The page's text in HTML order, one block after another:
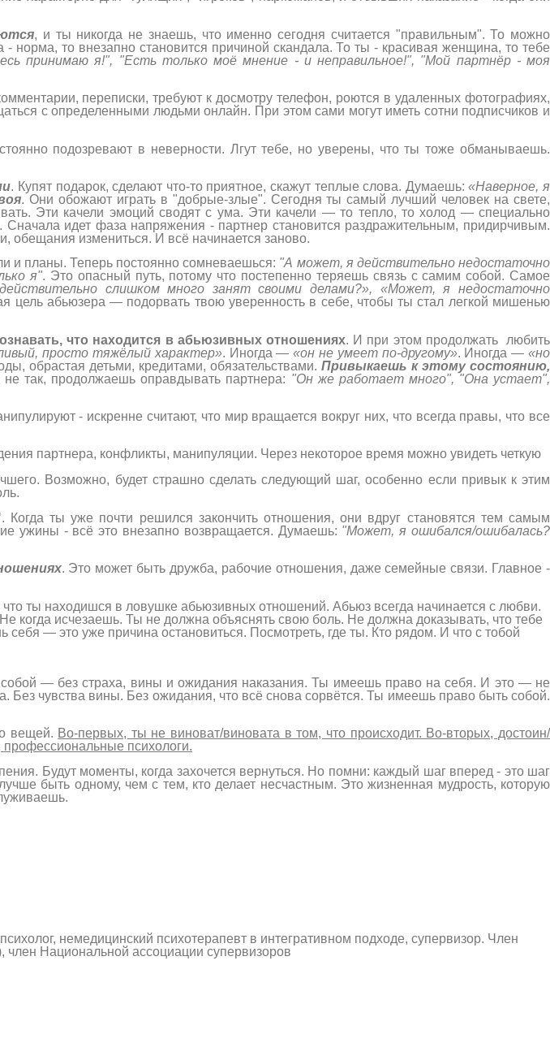
, и ты никогда не знаешь, что именно сегодня считается "правильным". То можно
норма, то внезапно становится причиной скандала. То ты - красивая женщина, то тебе
принимаю я!", "Есть только моё мнение - и неправильное!", "Мой партнёр - моя
переписки, требуют к досмотру телефон, роются в удаленных фотографиях,
с определенными людьми онлайн. При этом сами могут иметь сотни подписчиков и
подозревают в неверности. Лгут тебе, но уверены, что ты тоже обманываешь.
. Купят подарок, сделают что-то приятное, скажут теплые слова. Думаешь:«Наверное, я
. Они обожают играть в "добрые-злые". Сегодня ты самый лучший человек на свете,
Эти качели эмоций сводят с ума. Эти качели — то тепло, то холод — специально
Сначала идет фаза напряжения - партнер становится раздражительным, придирчивым.
обещания измениться. И всё начинается заново.
и планы. Теперь постоянно сомневаешься: "А может, я действительно недостаточно
я". Это опасный путь, потому что постепенно теряешь связь с самим собой. Самое
слишком много занят своими делами?», «Может, я недостаточно
цель абьюзера — подорвать твою уверенность в себе, чтобы ты стал легкой мишенью
что находится в абьюзивных отношениях. И при этом продолжать любить
просто тяжёлый характер». Иногда —«он не умеет по-другому». Иногда —«но
обрастая детьми, кредитами, обязательствами. Привыкаешь к этому состоянию,
так, продолжаешь оправдывать партнера: "Он же работает много", "Она устает",
- искренне считают, что мир вращается вокруг них, что всегда правы, что все
партнера, конфликты, манипуляции. Через некоторое время можно увидеть четкую
Возможно, будет страшно сделать следующий шаг, особенно если привык к этим
. Когда ты уже почти решился закончить отношения, они вдруг становятся тем самым
ужины - всё это внезапно возвращается. Думаешь: "Может, я ошибался/ошибалась?
. Это может быть дружба, рабочие отношения, даже семейные связи. Главное -
ты находишся в ловушке абьюзивных отношений. Абьюз всегда начинается с любви.
когда исчезаешь. Ты не должна объяснять свою боль. Не должна доказывать, что тебе
— это уже причина остановиться. Посмотреть, где ты. Кто рядом. И что с тобой
— без страха, вины и ожидания наказания. Ты имеешь право на себя. И это — не
Без чувства вины. Без ожидания, что всё снова сорвётся. Ты имеешь право быть собой.
вещей. Во-первых, ты не виноват/виновата в том, что происходит. Во-вторых, достоин/
профессиональные психологи.
Будут моменты, когда захочется вернуться. Но помни: каждый шаг вперед - это шаг
быть одному, чем с тем, кто делает несчастным. Это жизненная мудрость, которую
немедицинский психотерапевт в интегративном подходе, супервизор. Член
Национальной ассоциации супервизоров